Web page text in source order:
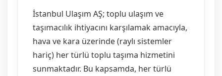
İstanbul Ulaşım AŞ; toplu ulaşım ve
taşımacılık ihtiyacını karşılamak amacıyla,
hava ve kara üzerinde (raylı sistemler
hariç) her türlü toplu taşıma hizmetini
sunmaktadır. Bu kapsamda, her türlü